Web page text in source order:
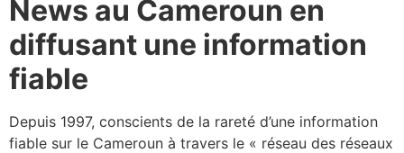
News au Cameroun en
diffusant une information
fiable
Depuis 1997, conscients de la rareté d’une information
fiable sur le Cameroun à travers le « réseau des réseaux